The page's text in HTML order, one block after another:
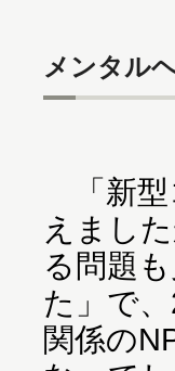
メンタル
「新型
えまし
る問題
た」で
関係の